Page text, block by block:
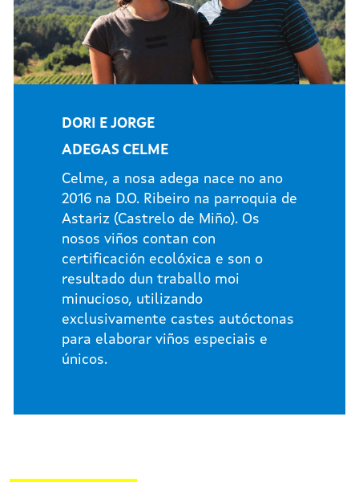
DORI E JORGE
ADEGAS CELME
Celme, a nosa adega nace no ano
2016 na D.O. Ribeiro na parroquia de
Astariz (Castrelo de Miño). Os
nosos viños contan con
certificación ecolóxica e son o
resultado dun traballo moi
minucioso, utilizando
exclusivamente castes autóctonas
para elaborar viños especiais e
únicos.